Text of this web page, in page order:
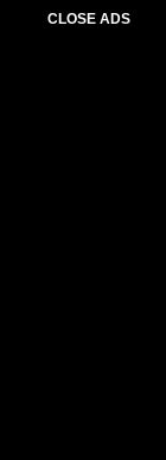
CLOSE ADS